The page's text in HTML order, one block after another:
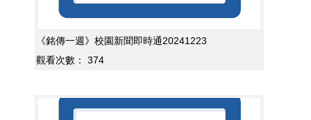
《銘傳一週》校園新聞即時通20241223
觀看次數：
374